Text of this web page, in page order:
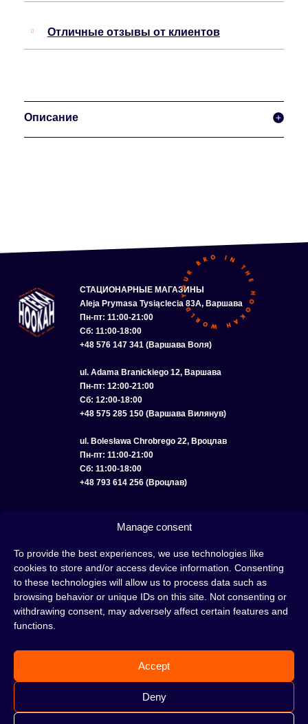
Manage consent
To provide the best experiences, we use technologies like
cookies to store and/or access device information. Consenting
to these technologies will allow us to process data such as
browsing behavior or unique IDs on this site. Not consenting or
withdrawing consent, may adversely affect certain features and
functions.
Accept
Deny
Отличные отзывы от клиентов
Описание
СТАЦИОНАРНЫЕ МАГАЗИНЫ
Aleja Prymasa Tysiąclecia 83A, Варшава
Пн-пт: 11:00-21:00
Сб: 11:00-18:00
+48 576 147 341 (Варшава Воля)
ul. Adama Branickiego 12, Варшава
Пн-пт: 12:00-21:00
Сб: 12:00-18:00
+48 575 285 150 (Варшава Вилянув)
ul. Bolesława Chrobrego 22, Вроцлав
Пн-пт: 11:00-21:00
Сб: 11:00-18:00
+48 793 614 256 (Вроцлав)
УСЛОВИЯ ИСПОЛЬЗОВАНИЯ ПОЛИТИКА COOKIE
Кальян — это отличная идея для вечера, проведенного с друзьями или в
одиночестве; это интересный ритуал, который покорил сердца многих людей.
Несмотря на то, знакомы тебе слова «кальян» или «кальянный табак» или
нет, это место идеально подходит для тебя!
е жди, а сразу отправляйся в наш
кальянный магазин и совершай покупки.